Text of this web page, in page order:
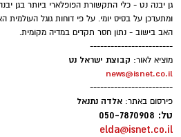
ופרויקטים ייחודיים ולעבוד
חיבור בין עולם התרבות,
בין דרישות התפקיד:
תואר אקדמי המוכר על
גבוהה.
גן יבנה נט - כלי התקשורת הפופלארי ביותר בגן
ומתעדכן על בסיס יומי. על פי דוחות גוגל
האב בישוב - נתון חסר תקדים במדיה מקומית.
------------------------
מוציא לאור: קבוצת ישראל נט
news@isnet.co.il
------------------------
פירסום באתר: אלדה נתנאל
טל: 050-7870908
elda@isnet.co.il